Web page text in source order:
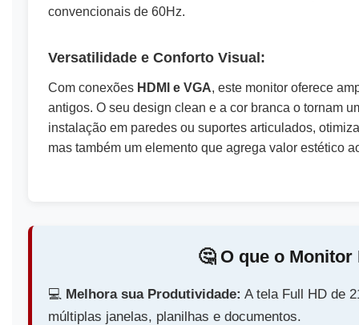
convencionais de 60Hz.
Versatilidade e Conforto Visual:
Com conexões HDMI e VGA, este monitor oferece
antigos. O seu design clean e a cor branca o tornam
instalação em paredes ou suportes articulados,
mas também um elemento que agrega valor estético
🤔️ O que o
💻️ Melhora sua Produtividade: A tela Full HD de
múltiplas janelas, planilhas e documentos.